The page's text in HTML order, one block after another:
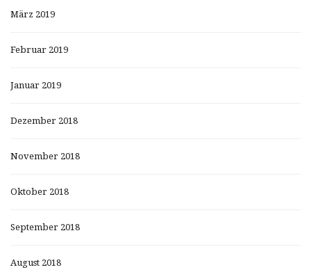
März 2019
Februar 2019
Januar 2019
Dezember 2018
November 2018
Oktober 2018
September 2018
August 2018